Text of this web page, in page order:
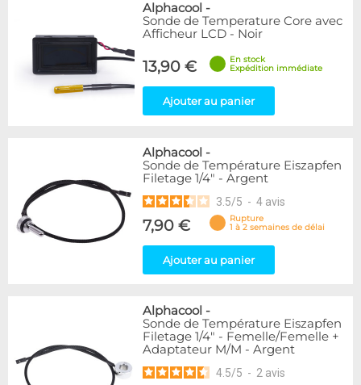
Alphacool -
Sonde de Temperature Core avec
Afficheur LCD - Noir
13,90 €
En stock
Expédition immédiate
Ajouter au panier
Alphacool -
Sonde de Température Eiszapfen
Filetage 1/4" - Argent
3.5/5 - 4 avis
7,90 €
Rupture
1 à 2 semaines de délai
Ajouter au panier
Alphacool -
Sonde de Température Eiszapfen
Filetage 1/4" - Femelle/Femelle +
Adaptateur M/M - Argent
4.5/5 - 2 avis